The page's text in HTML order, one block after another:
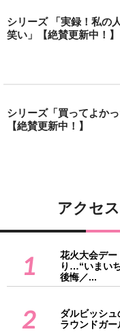
シリーズ 「実録！私の
笑い」【絶賛更新中！】
シリーズ「買ってよかっ
【絶賛更新中！】
アクセ
1
花火大会デ
り…“いまい
後悔／...
2
ダルビッシ
ラウンドガ